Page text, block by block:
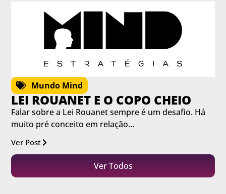
Mundo Mind
LEI ROUANET E O COPO CHEIO
Falar sobre a Lei Rouanet sempre é um desafio. Há
muito pré conceito em relação…
Ver Post
Ver Todos